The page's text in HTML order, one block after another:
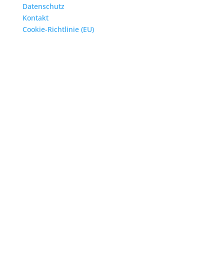
Datenschutz
Kontakt
Cookie-Richtlinie (EU)